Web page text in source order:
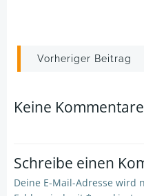
Post
Vorheriger Beitrag
Keine
Schreibe einen
Deine E-Mail-Adresse wird